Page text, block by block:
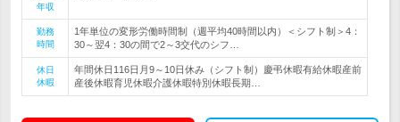
年収
勤務
時間
1年単位の変形労働時間制（週平均40時間以内）＜シフト制＞4：
30～翌4：30の間で2～3交代のシフ…
休日
休暇
年間休日116日月9～10日休み（シフト制）慶弔休暇有給休暇産前
産後休暇育児休暇介護休暇特別休暇長期…